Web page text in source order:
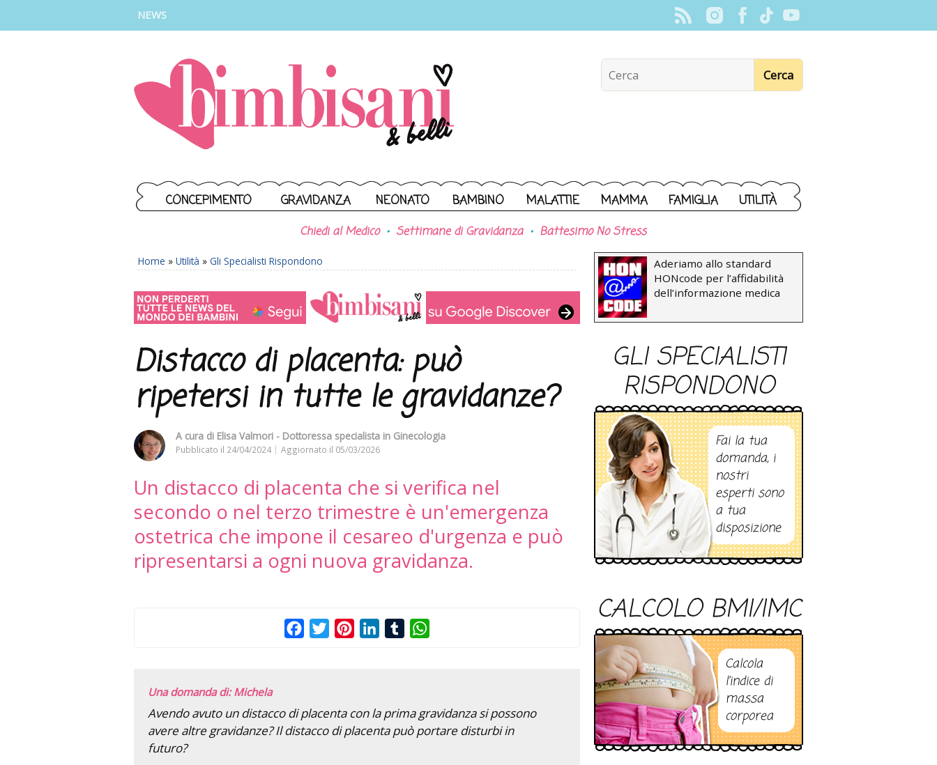
NEWS
CONCEPIMENTO GRAVIDANZA NEONATO BAMBINO MALATTIE MAMMA FAMIGLIA UTILITÀ
Chiedi al Medico Settimane di Gravidanza Battesimo No Stress
Home » Utilità » Gli Specialisti Rispondono
Distacco di placenta: può
ripetersi in tutte le gravidanze?
A cura di Elisa Valmori - Dottoressa specialista in Ginecologia
Pubblicato il 24/04/2024 Aggiornato il 05/03/2026
Un distacco di placenta che si verifica nel
secondo o nel terzo trimestre è un'emergenza
ostetrica che impone il cesareo d'urgenza e può
ripresentarsi a ogni nuova gravidanza.
FacebookTwitterPinterestLinkedInTumblr
Una domanda di: Michela
Avendo avuto un distacco di placenta con la prima gravidanza si possono
avere altre gravidanze? Il distacco di placenta può portare disturbi in
futuro?
Aderiamo allo standard
HONcode per l’affidabilità
dell’informazione medica
GLI SPECIALISTI
RISPONDONO
Fai la tua
domanda, i
nostri
esperti sono
a tua
disposizione
CALCOLO BMI/IMC
Calcola
l’indice di
massa
corporea